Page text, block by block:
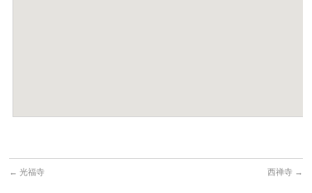
← 光福寺 西禅寺 →